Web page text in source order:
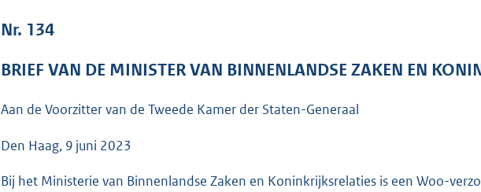
r
o
Nr. 134
BRIEF VAN DE MINISTER VAN BINNENLANDSE ZAKEN EN
Aan de Voorzitter van de Tweede Kamer der Staten-Generaal
Den Haag, 9 juni 2023
Bij het Ministerie van Binnenlandse Zaken en Koninkrijksrelaties is een Woo-